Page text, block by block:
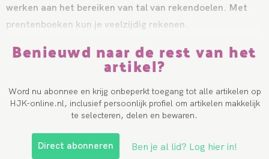
werken aan het bereiken van tal van rekendoelen. Met
prentenboeken kun je veelzijdig rekenen.
Benieuwd naar de rest van het
artikel?
Word nu abonnee en krijg onbeperkt toegang tot alle artikelen op
HJK-online.nl, inclusief persoonlijk profiel om artikelen makkelijk
te selecteren, delen en bewaren.
Direct abonneren Ben je al lid? Log hier in!